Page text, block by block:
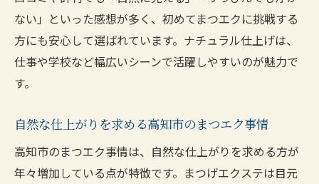
ない」といった感想が多く、初めてまつエクに挑戦する
方にも安心して選ばれています。ナチュラル仕上げは、
仕事や学校など幅広いシーンで活躍しやすいのが魅力で
す。
自然な仕上がりを求める高知市のまつエク事情
高知市のまつエク事情は、自然な仕上がりを求める方が
年々増加している点が特徴です。まつげエクステは目元